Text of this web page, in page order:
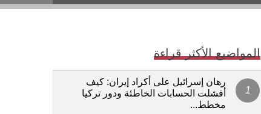
المواضيع الأكثر قراءة
رهان إسرائيل على أكراد إيران: كيف
أفشلت الحسابات الخاطئة ودور تركيا
مخطط...